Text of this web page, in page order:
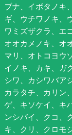
ブナ、イボタノキ
ギ、ウチワノキ、
ワミズザクラ、エ
オオカメノキ、オ
マリ、オトコヨウ
イノキ、カキ、ガ
シワ、カシワバア
カラタチ、カリン
ゲ、キソケイ、キ
ンシバイ、クコ、
キ、クリ、クロモ